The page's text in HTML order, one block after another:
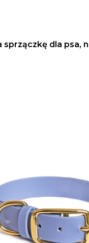
sprzączkę dla psa,